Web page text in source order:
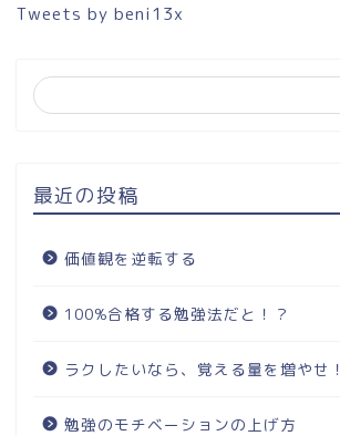
Tweets by beni13x
最近の投稿
価値観を逆転する
100%合格する勉強法だと！？
ラクしたいなら、覚える量を増やせ！
勉強のモチベーションの上げ方